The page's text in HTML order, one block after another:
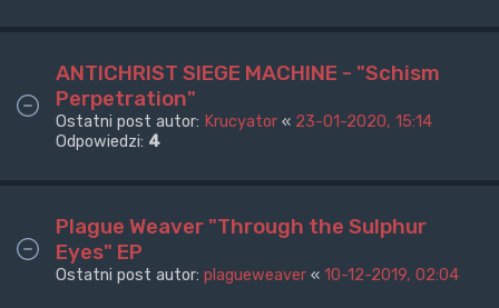
ANTICHRIST SIEGE MACHINE - "Schism
Perpetration"
Ostatni post autor: Krucyator « 23-01-2020, 15:14
Odpowiedzi: 4
Plague Weaver "Through the Sulphur
Eyes" EP
Ostatni post autor: plagueweaver « 10-12-2019, 02:04